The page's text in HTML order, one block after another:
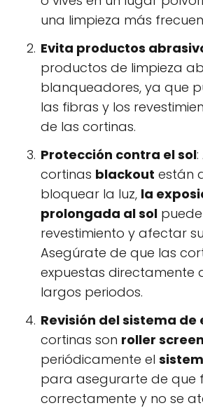
una limpieza más
Evita productos
productos de limpieza
blanqueadores, ya que
las fibras y los
de las cortinas.
Protección contra el sol
cortinas blackout están
bloquear la luz, la
prolongada al sol
revestimiento y afectar
Asegúrate de que las
expuestas directamente
largos periodos.
Revisión del sistema de
cortinas son roller screen
periódicamente el
para asegurarte de que
correctamente y no se